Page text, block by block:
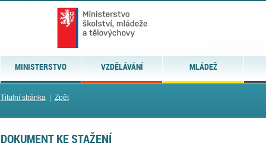
MINISTERSTVO VZDĚLÁVÁNÍ MLÁDEŽ
Titulní stránka| Zpět
DOKUMENT KE STAŽENÍ